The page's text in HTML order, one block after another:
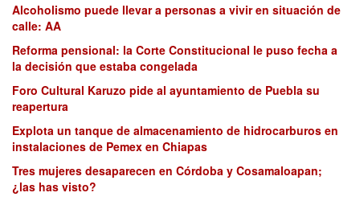
Alcoholismo puede llevar a personas a vivir en situación de
calle: AA
Reforma pensional: la Corte Constitucional le puso fecha a
la decisión que estaba congelada
Foro Cultural Karuzo pide al ayuntamiento de Puebla su
reapertura
Explota un tanque de almacenamiento de hidrocarburos en
instalaciones de Pemex en Chiapas
Tres mujeres desaparecen en Córdoba y Cosamaloapan;
¿las has visto?